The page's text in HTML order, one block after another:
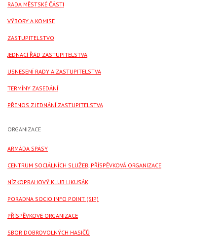
RADA MĚSTSKÉ ČÁSTI
VÝBORY A KOMISE
ZASTUPITELSTVO
JEDNACÍ ŘÁD ZASTUPITELSTVA
USNESENÍ RADY A ZASTUPITELSTVA
TERMÍNY ZASEDÁNÍ
PŘENOS Z JEDNÁNÍ ZASTUPITELSTVA
ORGANIZACE
ARMÁDA SPÁSY
CENTRUM SOCIÁLNÍCH SLUŽEB, PŘÍSPĚVKOVÁ ORGANIZACE
NÍZKOPRAHOVÝ KLUB LIKUSÁK
PORADNA SOCIO INFO POINT (SIP)
PŘÍSPĚVKOVÉ ORGANIZACE
SBOR DOBROVOLNÝCH HASIČŮ